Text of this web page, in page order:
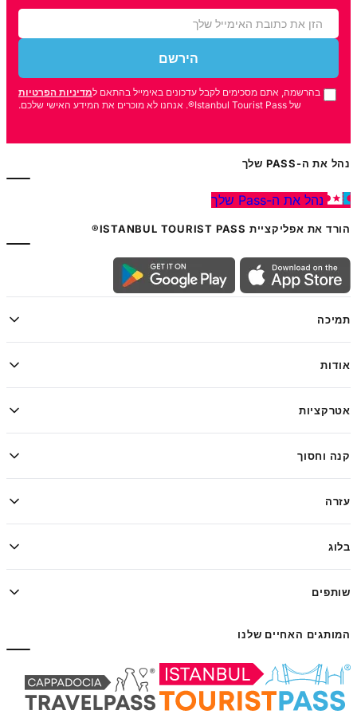
הירשם
בהרשמה, אתם מסכימים לקבל עדכונים באימייל בהתאם למדיניות הפרטיות
של Istanbul Tourist Pass®. אנחנו לא מוכרים את המידע האישי שלכם.
נהל את ה-PASS שלך
נהל את ה-Pass שלך
הורד את אפליקציית ISTANBUL TOURIST PASS®
תמיכה
אודות
אטרקציות
קנה וחסוך
עזרה
בלוג
שותפים
המותגים האחיים שלנו